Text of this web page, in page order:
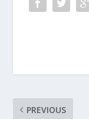
PREVIOUS